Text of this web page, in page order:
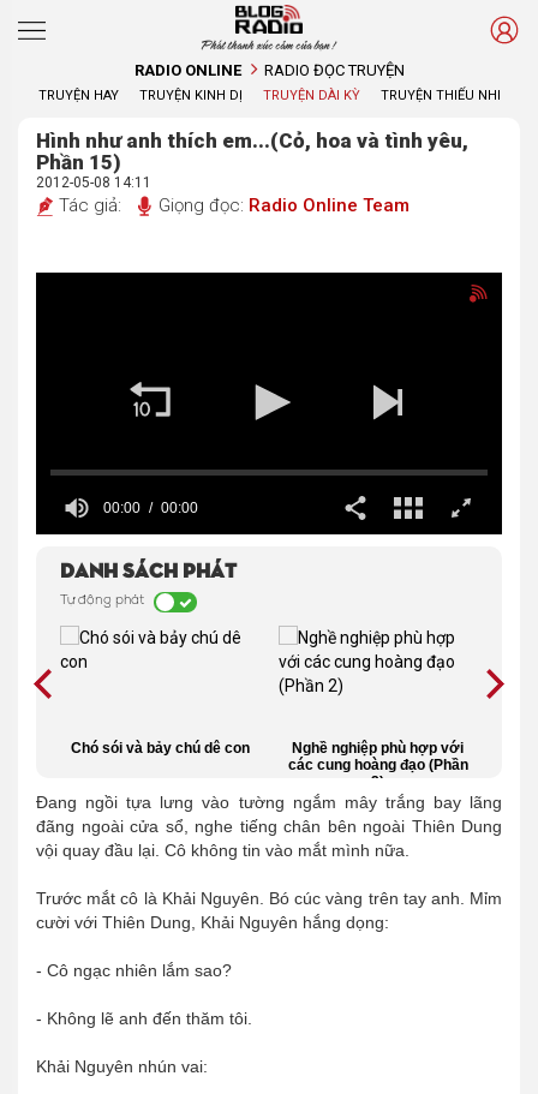
Phát thanh xúc cảm của bạn !
RADIO ONLINE RADIO ĐỌC TRUYỆN
TRUYỆN HAY TRUYỆN KINH DỊ TRUYỆN DÀI KỲ TRUYỆN THIẾU NHI
Hình như anh thích em...(Cỏ, hoa và tình yêu,
Phần 15)
2012-05-08 14:11
Tác giả: Giọng đọc: Radio Online Team
00:00 00:00
Danh sách phát
Tự động phát
Chó sói và bảy chú dê con
Nghề nghiệp phù hợp với
các cung hoàng đạo (Phần
2)
Đang ngồi tựa lưng vào tường ngắm mây trắng bay lãng
đãng ngoài cửa sổ, nghe tiếng chân bên ngoài Thiên Dung
vội quay đầu lại. Cô không tin vào mắt mình nữa.
Trước mắt cô là Khải Nguyên. Bó cúc vàng trên tay anh. Mỉm
cười với Thiên Dung, Khải Nguyên hắng dọng:
- Cô ngạc nhiên lắm sao?
- Không lẽ anh đến thăm tôi.
Khải Nguyên nhún vai: